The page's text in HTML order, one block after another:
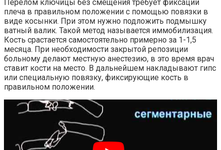
Перелом ключицы без смещения требует фиксации
плеча в правильном положении с помощью повязки в
виде косынки. При этом нужно подложить подмышку
ватный валик. Такой метод называется иммобилизация.
Кость срастается самостоятельно примерно за 1-1,5
месяца. При необходимости закрытой репозиции
больному делают местную анестезию, в это время врач
ставит кости на место. В дальнейшем накладывают гипс
или специальную повязку, фиксирующие кость в
правильном положении.